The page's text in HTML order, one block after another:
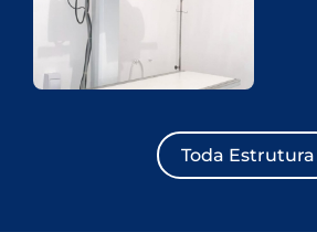
Toda Estrutura